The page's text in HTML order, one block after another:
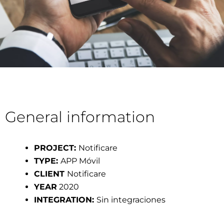
General information
PROJECT: Notificare
TYPE: APP Móvil
CLIENT Notificare
YEAR 2020
INTEGRATION: Sin integraciones